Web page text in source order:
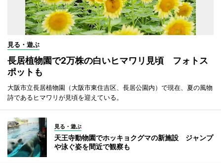
見る・遊ぶ
長居植物園で2万株の白いヒマワリ見頃 フォトス
ポットも
大阪市立長居植物園（大阪市東住吉区、長居公園内）で現在、夏の風物
詩であるヒマワリが見頃を迎えている。
見る・遊ぶ
天王寺動物園でホッキョクグマの新施設 ジャンプ
や泳ぐ姿を間近で観察も